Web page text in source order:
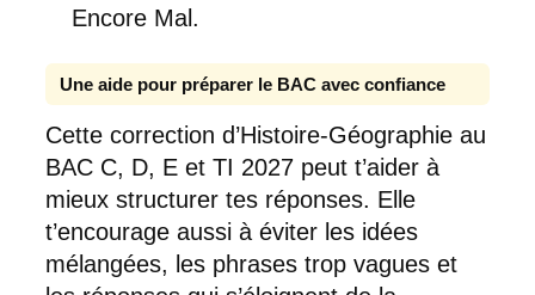
Encore Mal.
Une aide pour préparer le BAC avec confiance
Cette correction d’Histoire-Géographie au
BAC C, D, E et TI 2027 peut t’aider à
mieux structurer tes réponses. Elle
t’encourage aussi à éviter les idées
mélangées, les phrases trop vagues et